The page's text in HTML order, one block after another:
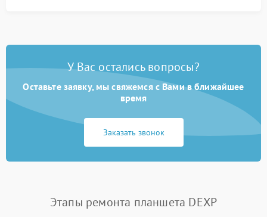
У Вас остались вопросы?
Оставьте заявку, мы свяжемся с Вами в ближайшее
время
Заказать звонок
Этапы ремонта планшета DEXP